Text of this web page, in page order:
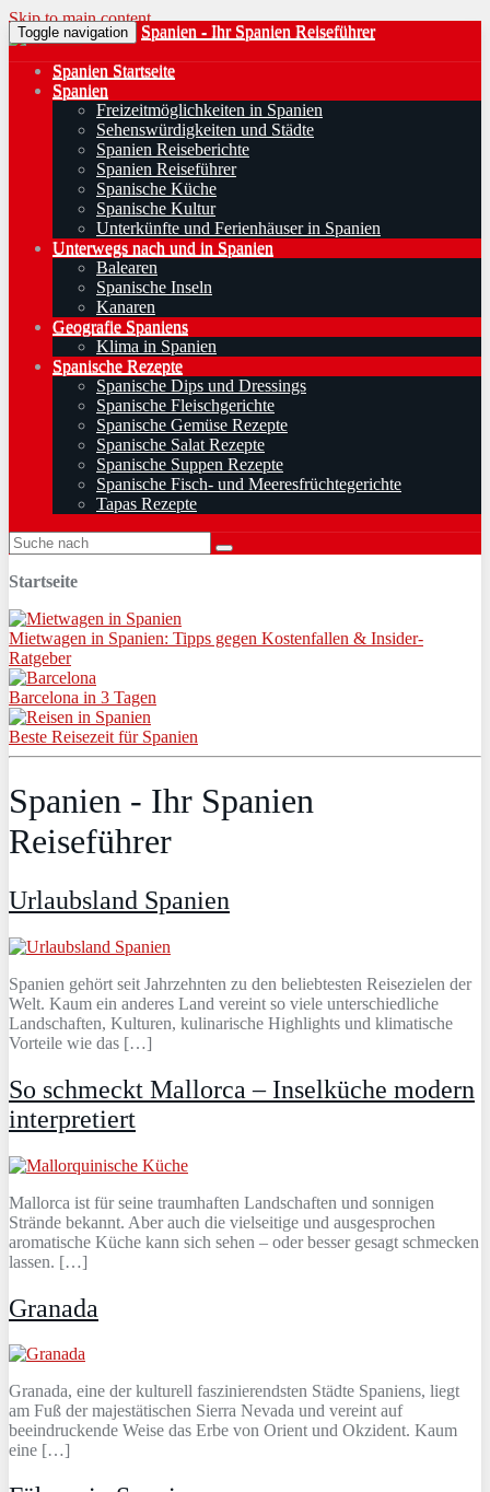
Skip to main content
Toggle navigation Spanien - Ihr Spanien Reiseführer
Spanien Startseite
Spanien
Freizeitmöglichkeiten in Spanien
Sehenswürdigkeiten und Städte
Spanien Reiseberichte
Spanien Reiseführer
Spanische Küche
Spanische Kultur
Unterkünfte und Ferienhäuser in Spanien
Unterwegs nach und in Spanien
Balearen
Spanische Inseln
Kanaren
Geografie Spaniens
Klima in Spanien
Spanische Rezepte
Spanische Dips und Dressings
Spanische Fleischgerichte
Spanische Gemüse Rezepte
Spanische Salat Rezepte
Spanische Suppen Rezepte
Spanische Fisch- und Meeresfrüchtegerichte
Tapas Rezepte
Startseite
Mietwagen in Spanien: Tipps gegen Kostenfallen & Insider-
Ratgeber
Barcelona in 3 Tagen
Beste Reisezeit für Spanien
Spanien - Ihr Spanien
Reiseführer
Urlaubsland Spanien
Spanien gehört seit Jahrzehnten zu den beliebtesten Reisezielen der
Welt. Kaum ein anderes Land vereint so viele unterschiedliche
Landschaften, Kulturen, kulinarische Highlights und klimatische
Vorteile wie das […]
So schmeckt Mallorca – Inselküche modern
interpretiert
Mallorca ist für seine traumhaften Landschaften und sonnigen
Strände bekannt. Aber auch die vielseitige und ausgesprochen
aromatische Küche kann sich sehen – oder besser gesagt schmecken
lassen. […]
Granada
Granada, eine der kulturell faszinierendsten Städte Spaniens, liegt
am Fuß der majestätischen Sierra Nevada und vereint auf
beeindruckende Weise das Erbe von Orient und Okzident. Kaum
eine […]